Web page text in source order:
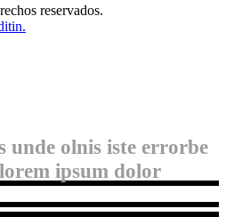
reservados.
unde olnis iste errorbe
ipsum dolor